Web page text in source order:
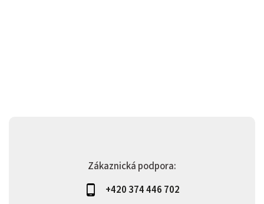
Zákaznická podpora:
+420 374 446 702